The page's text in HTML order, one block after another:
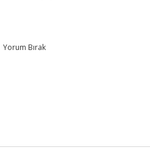
Yorum Bırak